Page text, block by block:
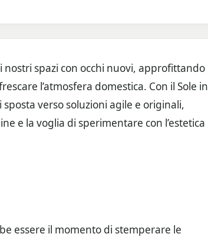
spazi con occhi nuovi, approfittando
l’atmosfera domestica. Con il Sole in
sposta verso soluzioni agile e originali,
e la voglia di sperimentare con l’estetica
essere il momento di stemperare le